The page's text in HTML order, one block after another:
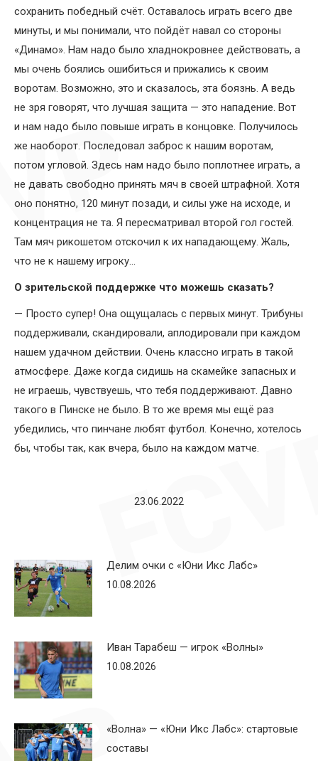
сохранить победный счёт. Оставалось играть всего две
минуты, и мы понимали, что пойдёт навал со стороны
«Динамо». Нам надо было хладнокровнее действовать, а
мы очень боялись ошибиться и прижались к своим
воротам. Возможно, это и сказалось, эта боязнь. А ведь
не зря говорят, что лучшая защита — это нападение. Вот
и нам надо было повыше играть в концовке. Получилось
же наоборот. Последовал заброс к нашим воротам,
потом угловой. Здесь нам надо было поплотнее играть, а
не давать свободно принять мяч в своей штрафной. Хотя
оно понятно, 120 минут позади, и силы уже на исходе, и
концентрация не та. Я пересматривал второй гол гостей.
Там мяч рикошетом отскочил к их нападающему. Жаль,
что не к нашему игроку…
О зрительской поддержке что можешь сказать?
— Просто супер! Она ощущалась с первых минут. Трибуны
поддерживали, скандировали, аплодировали при каждом
нашем удачном действии. Очень классно играть в такой
атмосфере. Даже когда сидишь на скамейке запасных и
не играешь, чувствуешь, что тебя поддерживают. Давно
такого в Пинске не было. В то же время мы ещё раз
убедились, что пинчане любят футбол. Конечно, хотелось
бы, чтобы так, как вчера, было на каждом матче.
23.06.2022
Делим очки с «Юни Икс Лабс»
10.08.2026
Иван Тарабеш — игрок «Волны»
10.08.2026
«Волна» — «Юни Икс Лабс»: стартовые
составы